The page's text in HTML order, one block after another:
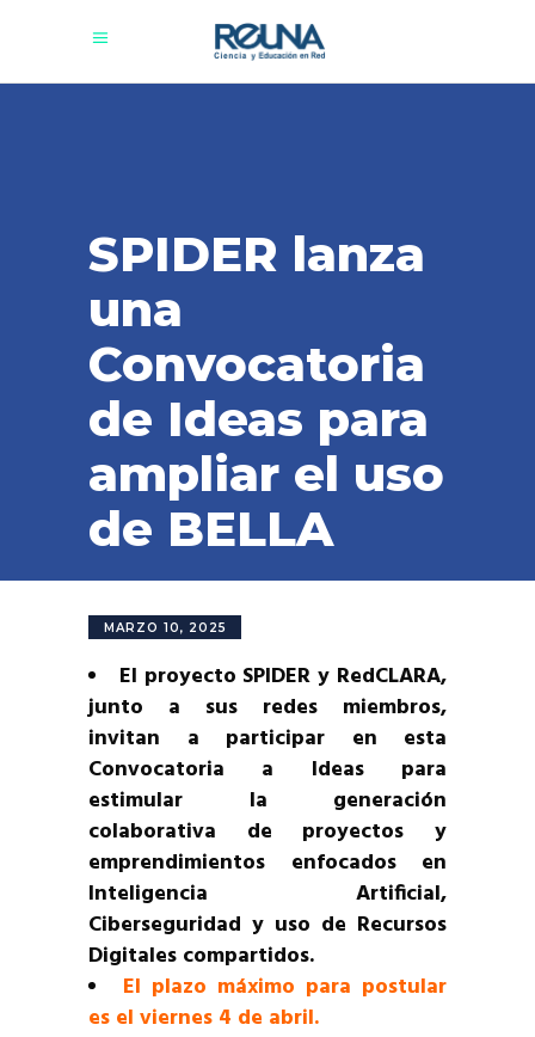
SPIDER lanza
una
Convocatoria
de Ideas para
ampliar el uso
de BELLA
MARZO 10, 2025
El proyecto SPIDER y RedCLARA,
junto a sus redes miembros,
invitan a participar en esta
Convocatoria a Ideas para
estimular la generación
colaborativa de proyectos y
emprendimientos enfocados en
Inteligencia Artificial,
Ciberseguridad y uso de Recursos
Digitales compartidos.
El plazo máximo para postular
es el viernes 4 de abril.